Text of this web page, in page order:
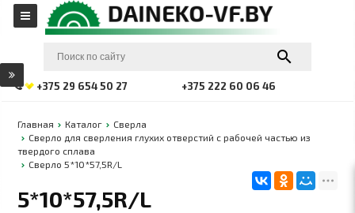
+375 29 654 50 27 +375 222 60 06 46
Главная Каталог
Сверла
Сверло для сверления глухих отверстий с рабочей частью из
твердого сплава
Сверло 5*10*57,5R/L
5*10*57,5R/L